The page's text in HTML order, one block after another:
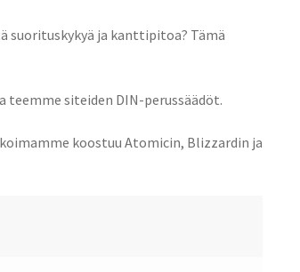
suorituskykyä ja kanttipitoa? Tämä
teemme siteiden DIN-perussäädöt.
koostuu Atomicin, Blizzardin ja